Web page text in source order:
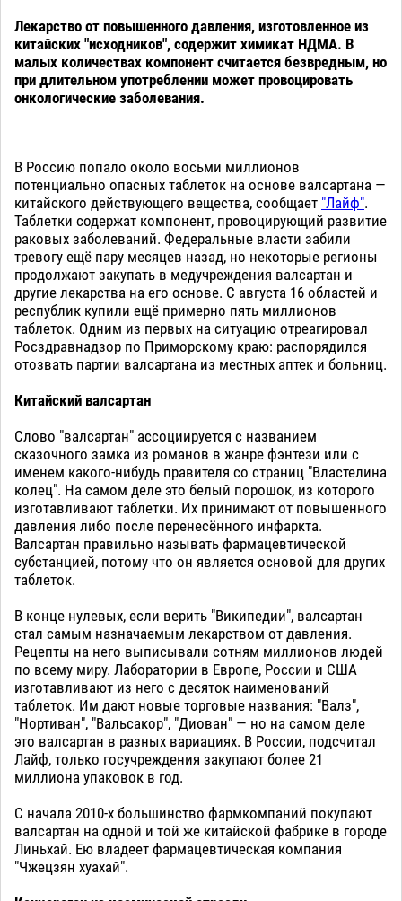
Лекарство от повышенного давления, изготовленное из
китайских "исходников", содержит химикат НДМА. В
малых количествах компонент считается безвредным, но
при длительном употреблении может провоцировать
онкологические заболевания.
В Россию попало около восьми миллионов
потенциально опасных таблеток на основе валсартана —
китайского действующего вещества, сообщает "Лайф".
Таблетки содержат компонент, провоцирующий развитие
раковых заболеваний. Федеральные власти забили
тревогу ещё пару месяцев назад, но некоторые регионы
продолжают закупать в медучреждения валсартан и
другие лекарства на его основе. С августа 16 областей и
республик купили ещё примерно пять миллионов
таблеток. Одним из первых на ситуацию отреагировал
Росздравнадзор по Приморскому краю: распорядился
отозвать партии валсартана из местных аптек и больниц.
Китайский валсартан
Слово "валсартан" ассоциируется с названием
сказочного замка из романов в жанре фэнтези или с
именем какого-нибудь правителя со страниц "Властелина
колец". На самом деле это белый порошок, из которого
изготавливают таблетки. Их принимают от повышенного
давления либо после перенесённого инфаркта.
Валсартан правильно называть фармацевтической
субстанцией, потому что он является основой для других
таблеток.
В конце нулевых, если верить "Википедии", валсартан
стал самым назначаемым лекарством от давления.
Рецепты на него выписывали сотням миллионов людей
по всему миру. Лаборатории в Европе, России и США
изготавливают из него с десяток наименований
таблеток. Им дают новые торговые названия: "Валз",
"Нортиван", "Вальсакор", "Диован" — но на самом деле
это валсартан в разных вариациях. В России, подсчитал
Лайф, только госучреждения закупают более 21
миллиона упаковок в год.
С начала 2010-х большинство фармкомпаний покупают
валсартан на одной и той же китайской фабрике в городе
Линьхай. Ею владеет фармацевтическая компания
"Чжецзян хуахай".